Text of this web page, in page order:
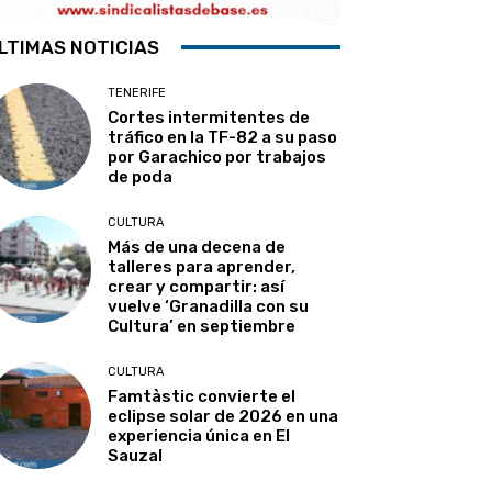
NOTICIAS
TENERIFE
Cortes intermitentes de
tráfico en la TF-82 a su paso
por Garachico por trabajos
de poda
CULTURA
Más de una decena de
talleres para aprender,
crear y compartir: así
vuelve ‘Granadilla con su
Cultura’ en septiembre
CULTURA
Famtàstic convierte el
eclipse solar de 2026 en una
experiencia única en El
Sauzal